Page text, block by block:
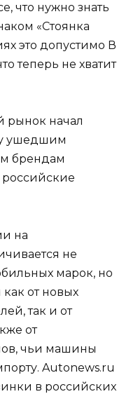
что нужно знать
«Стоянка
это допустимо В
теперь не хватит
рынок начал
ушедшим
брендам
на
не
марок, но
от новых
так и от
от
чьи машины
Autonews.ru
в российских